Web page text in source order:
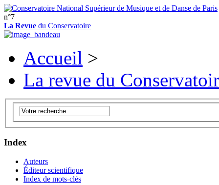
n°7
La Revue du Conservatoire
Accueil >
La revue du
Index
Auteurs
Éditeur scientifique
Index de mots-clés